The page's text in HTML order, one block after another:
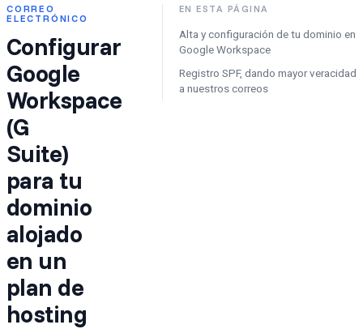
CORREO
ELECTRÓNICO
Configurar
Google
Workspace
(G
Suite)
para tu
dominio
alojado
en un
plan de
hosting
EN ESTA PÁGINA
Alta y configuración de tu dominio en
Google Workspace
Registro SPF, dando mayor veracidad
a nuestros correos